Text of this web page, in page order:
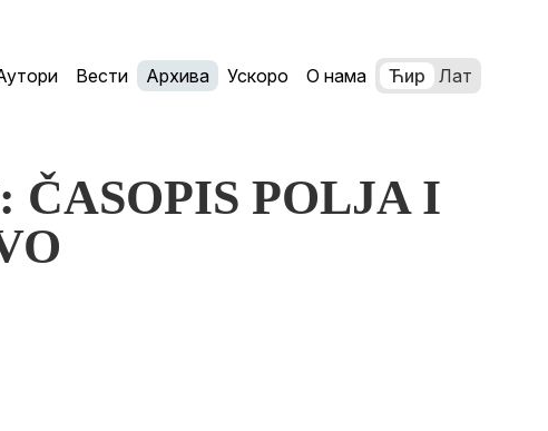
Вести Архива Ускоро О нама Ћир Лат
ČASOPIS POLJA I